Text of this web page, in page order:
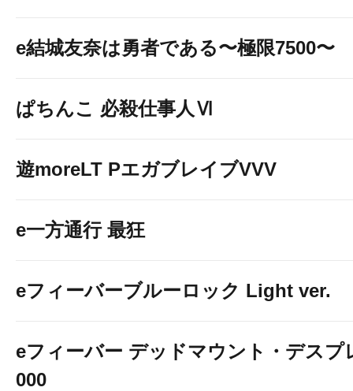
e結城友奈は勇者である〜極限7500〜
ぱちんこ 必殺仕事人Ⅵ
遊moreLT PエガブレイブVVV
e一方通行 最狂
eフィーバーブルーロック Light ver.
eフィーバー デッドマウント・デスプ
000